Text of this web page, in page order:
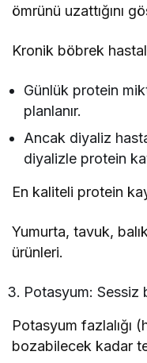
ömrünü uzattığını
Kronik böbrek
Günlük protein
planlanır.
Ancak diyaliz
diyalizle protein
En kaliteli protein
Yumurta, tavuk,
ürünleri.
Potasyum: Sessiz
Potasyum fazlalığı
bozabilecek kadar